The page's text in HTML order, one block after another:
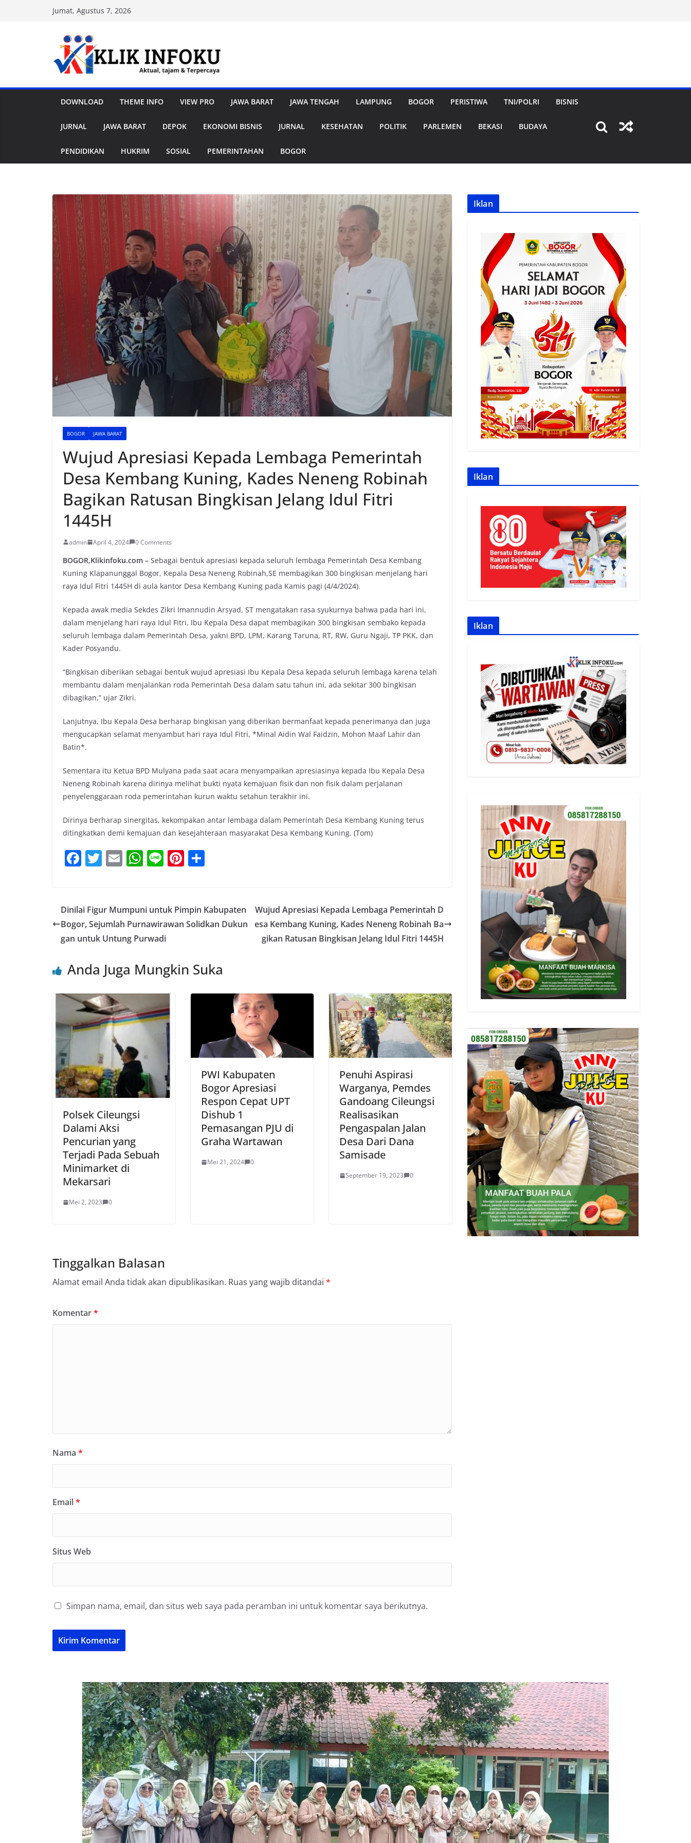
Jumat, Agustus 7, 2026
DOWNLOAD THEME INFO VIEW PRO JAWA BARAT JAWA TENGAH LAMPUNG BOGOR PERISTIWA TNI/POLRI BISNIS
JURNAL JAWA BARAT DEPOK EKONOMI BISNIS JURNAL KESEHATAN POLITIK PARLEMEN BEKASI BUDAYA
PENDIDIKAN HUKRIM SOSIAL PEMERINTAHAN BOGOR
BOGOR JAWA BARAT
Wujud Apresiasi Kepada Lembaga Pemerintah
Desa Kembang Kuning, Kades Neneng Robinah
Bagikan Ratusan Bingkisan Jelang Idul Fitri
1445H
admin April 4, 2024 0 Comments
BOGOR,Klikinfoku.com – Sebagai bentuk apresiasi kepada seluruh lembaga Pemerintah Desa Kembang
Kuning Klapanunggal Bogor, Kepala Desa Neneng Robinah,SE membagikan 300 bingkisan menjelang hari
raya Idul Fitri 1445H di aula kantor Desa Kembang Kuning pada Kamis pagi (4/4/2024).
Kepada awak media Sekdes Zikri Imannudin Arsyad, ST mengatakan rasa syukurnya bahwa pada hari ini,
dalam menjelang hari raya Idul Fitri, Ibu Kepala Desa dapat membagikan 300 bingkisan sembako kepada
seluruh lembaga dalam Pemerintah Desa, yakni BPD, LPM, Karang Taruna, RT, RW, Guru Ngaji, TP PKK, dan
Kader Posyandu.
“Bingkisan diberikan sebagai bentuk wujud apresiasi Ibu Kepala Desa kepada seluruh lembaga karena telah
membantu dalam menjalankan roda Pemerintah Desa dalam satu tahun ini, ada sekitar 300 bingkisan
dibagikan,” ujar Zikri.
Lanjutnya, Ibu Kepala Desa berharap bingkisan yang diberikan bermanfaat kepada penerimanya dan juga
mengucapkan selamat menyambut hari raya Idul Fitri, *Minal Aidin Wal Faidzin, Mohon Maaf Lahir dan
Batin*.
Sementara itu Ketua BPD Mulyana pada saat acara menyampaikan apresiasinya kepada Ibu Kepala Desa
Neneng Robinah karena dirinya melihat bukti nyata kemajuan fisik dan non fisik dalam perjalanan
penyelenggaraan roda pemerintahan kurun waktu setahun terakhir ini.
Dirinya berharap sinergitas, kekompakan antar lembaga dalam Pemerintah Desa Kembang Kuning terus
ditingkatkan demi kemajuan dan kesejahteraan masyarakat Desa Kembang Kuning. (Tom)
F
e
b
o
k
T
er
E
l
W
s
A
p
Li Pi
e
st
e
Dinilai Figur Mumpuni untuk Pimpin Kabupaten
Bogor, Sejumlah Purnawirawan Solidkan Dukun
gan untuk Untung Purwadi
Wujud Apresiasi Kepada Lembaga Pemerintah D
esa Kembang Kuning, Kades Neneng Robinah Ba
gikan Ratusan Bingkisan Jelang Idul Fitri 1445H
Anda Juga Mungkin Suka
Polsek Cileungsi
Dalami Aksi
Pencurian yang
Terjadi Pada Sebuah
Minimarket di
Mekarsari
Mei 2, 2023 0
PWI Kabupaten
Bogor Apresiasi
Respon Cepat UPT
Dishub 1
Pemasangan PJU di
Graha Wartawan
Mei 21, 2024 0
Penuhi Aspirasi
Warganya, Pemdes
Gandoang Cileungsi
Realisasikan
Pengaspalan Jalan
Desa Dari Dana
Samisade
September 19, 2023 0
Tinggalkan Balasan
Alamat email Anda tidak akan dipublikasikan. Ruas yang wajib ditandai *
Komentar*
Nama *
Email*
Situs Web
Simpan nama, email, dan situs web saya pada peramban ini untuk komentar saya berikutnya.
Iklan
Iklan
Iklan